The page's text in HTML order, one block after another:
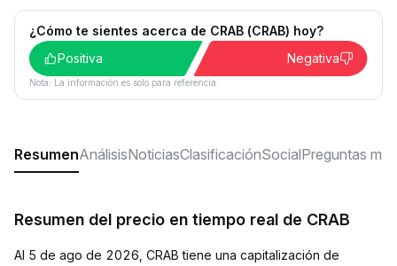
¿Cómo te sientes acerca de CRAB (CRAB) hoy?
Positiva
Negativa
Nota: La información es solo para referencia.
ResumenAnálisisNoticiasClasificaciónSocialPreguntas
Resumen del precio en tiempo real de CRAB
Al 5 de ago de 2026, CRAB tiene una capitalización de